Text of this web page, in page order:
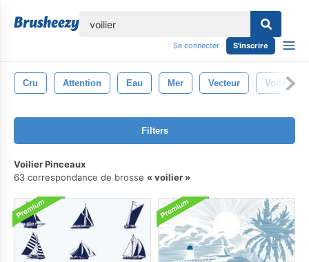
Se connecter S'inscrire
Cru Attention Eau Mer Vecteur Voile
Filters
Voilier Pinceaux
63 correspondance de brosse
voilier